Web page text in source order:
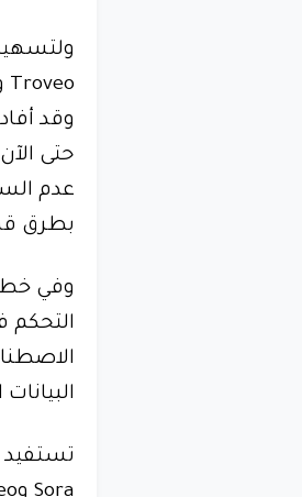
حتى
عدم
بطرق
وفي
التحكم
تستفيد